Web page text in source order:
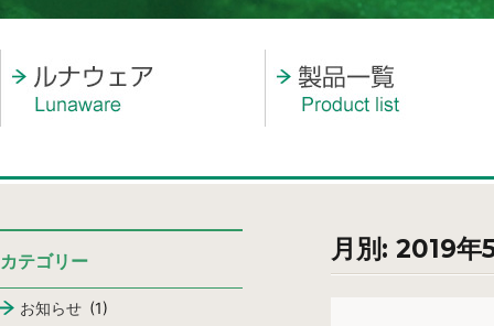
月別: 2019年
カテゴリー
お知らせ (1)